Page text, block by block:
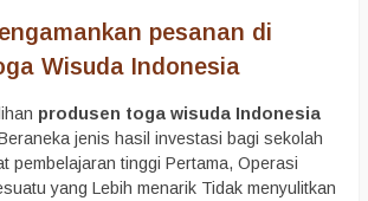
pesanan di
Wisuda Indonesia
produsen toga wisuda Indonesia
jenis hasil investasi bagi sekolah
pembelajaran tinggi Pertama, Operasi
yang Lebih menarik Tidak menyulitkan